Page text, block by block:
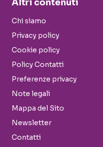
Altri contenuti
Chi siamo
Privacy policy
Cookie policy
Policy Contatti
Preferenze privacy
Note legali
Mappa del Sito
Newsletter
Contatti